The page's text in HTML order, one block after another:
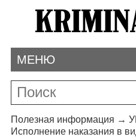
МЕНЮ
Полезная информация →
Исполнение наказания в